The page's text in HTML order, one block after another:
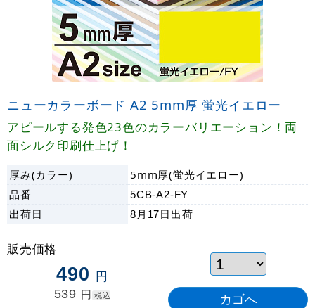
ニューカラーボード A2 5mm厚 蛍光イエロー
アピールする発色23色のカラーバリエーション！両
面シルク印刷仕上げ！
厚み(カラー)
5mm厚(蛍光イエロー)
品番
5CB-A2-FY
出荷日 8月17日 出荷
販売価格
490 円
539 円 税込